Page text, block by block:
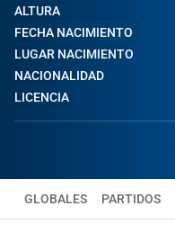
ALTURA
FECHA NACIMIENTO
LUGAR NACIMIENTO
NACIONALIDAD
LICENCIA
GLOBALES PARTIDOS